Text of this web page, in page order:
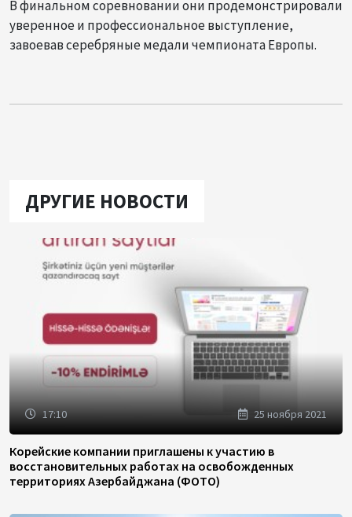
В финальном соревновании они продемонстрировали
уверенное и профессиональное выступление,
завоевав серебряные медали чемпионата Европы.
ДРУГИЕ НОВОСТИ
17:10 25 ноября 2021
Корейские компании приглашены к участию в
восстановительных работах на освобожденных
территориях Азербайджана (ФОТО)